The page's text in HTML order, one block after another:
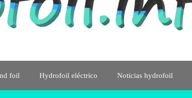
foil Hydrofoil eléctrico Noticias hydrofoil